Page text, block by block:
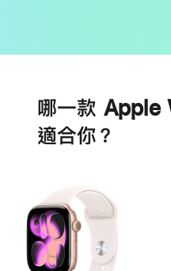
哪一款 Apple
適合你？